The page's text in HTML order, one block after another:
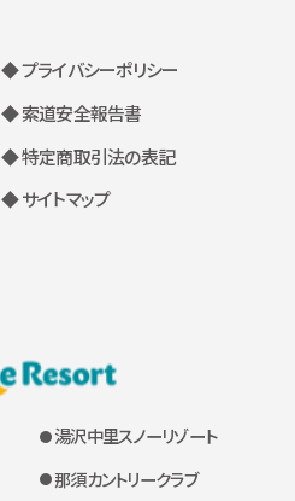
◆ プライバシーポリシー
◆ 索道安全報告書
◆ 特定商取引法の表記
◆ サイトマップ
湯沢中里スノーリゾート
那須カントリークラブ